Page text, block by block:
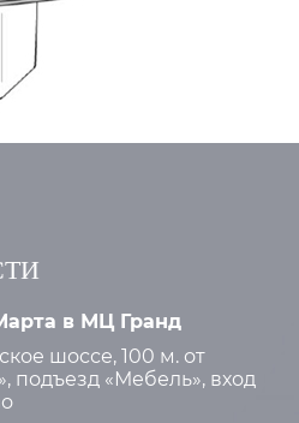
в МЦ Гранд
шоссе, 100 м. от
подъезд «Мебель», вход